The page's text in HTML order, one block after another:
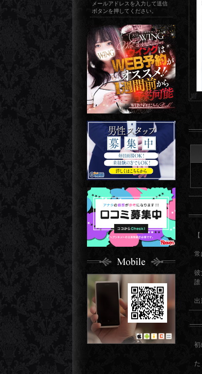
メールアドレスを入力して送信
ボタンを押してください。
常
彼
誰
妙
初